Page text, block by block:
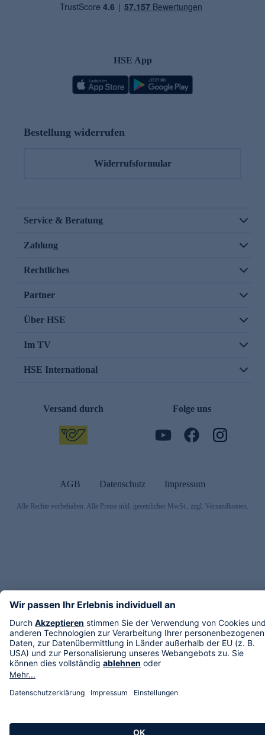
HSE App
Bestellung widerrufen
Widerrufsformular
Service & Beratung
Zahlung
Rechtliches
Partner
Über HSE
Im TV
HSE International
Versand durch Folge uns
AGB Datenschutz Impressum
Alle Rechte vorbehalten. Alle Preise inkl. gesetzlicher MwSt., zzgl. Versandkosten.